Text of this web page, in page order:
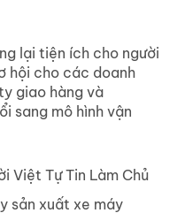
lại tiện ích cho người
hội cho các doanh
giao hàng và
sang mô hình vận
Việt Tự Tin Làm Chủ
sản xuất xe máy